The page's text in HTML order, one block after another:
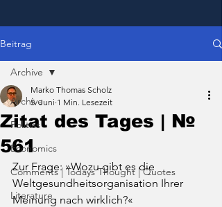
Beitrag
Archive
Politics
Economics
Comments | Todays Thought | Quotes
Literature
Archive
Zitat des Tages | №
561
Marko Thomas Scholz
5. Juni 1 Min. Lesezeit
Zur Frage: »Wozu gibt es die
Weltgesundheitsorganisation Ihrer
Meinung nach wirklich?«